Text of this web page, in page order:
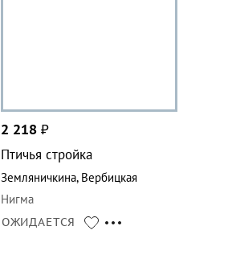
2 218 ₽
Птичья стройка
Земляничкина, Вербицкая
Нигма
ОЖИДАЕТСЯ